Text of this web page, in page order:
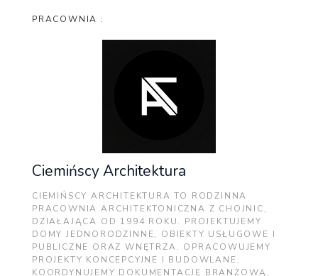
PRACOWNIA :
Ciemińscy Architektura
CIEMIŃSCY ARCHITEKTURA TO RODZINNA
PRACOWNIA ARCHITEKTONICZNA Z CHOJNIC,
DZIAŁAJĄCA OD 1994 ROKU. PROJEKTUJEMY
DOMY JEDNORODZINNE, OBIEKTY USŁUGOWE I
PUBLICZNE ORAZ WNĘTRZA. OPRACOWUJEMY
PROJEKTY KONCEPCYJNE I BUDOWLANE,
KOORDYNUJEMY DOKUMENTACJĘ BRANŻOWĄ,